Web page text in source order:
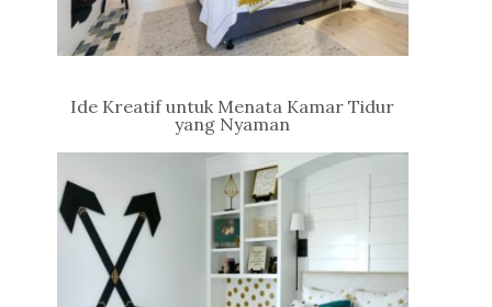
Ide Kreatif untuk Menata Kamar Tidur
yang Nyaman